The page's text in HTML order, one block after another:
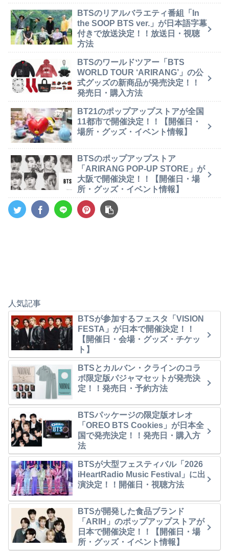
BTSのリアルバラエティ番組「In
the SOOP BTS ver.」が日本語字幕
付きで放送決定！！放送日・視聴
方法
BTSのワールドツアー「BTS
WORLD TOUR ‘ARIRANG’」の公
式グッズの新商品が発売決定！！
発売日・購入方法
BT21のポップアップストアが全国
11都市で開催決定！！【開催日・
場所・グッズ・イベント情報】
BTSのポップアップストア
「ARIRANG POP-UP STORE」が
大阪で開催決定！！【開催日・場
所・グッズ・イベント情報】
人気記事
BTSが参加するフェスタ「VISION
FESTA」が日本で開催決定！！
【開催日・会場・グッズ・チケッ
ト】
BTSとカルバン・クラインのコラ
ボ限定版パジャマセットが発売決
定！！発売日・予約方法
BTSパッケージの限定版オレオ
「OREO BTS Cookies」が日本全
国で発売決定！！発売日・購入方
法
BTSが大型フェスティバル「2026
iHeartRadio Music Festival」に出
演決定！！開催日・視聴方法
BTSが開発した食品ブランド
「ARIH」のポップアップストアが
日本で開催決定！！【開催日・場
所・グッズ・イベント情報】